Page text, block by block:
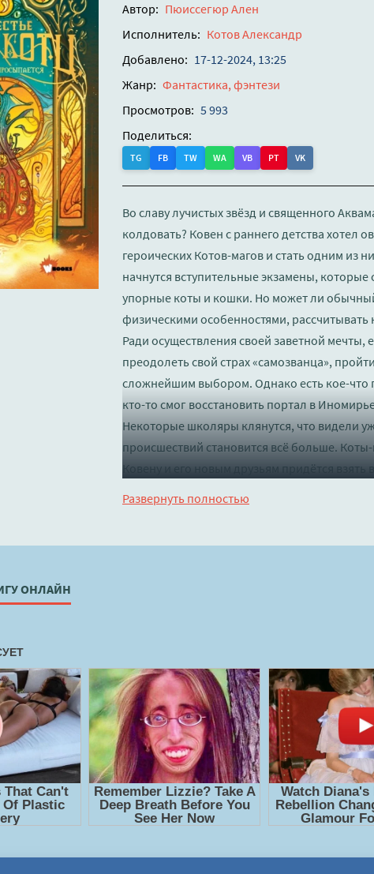
Автор: Пюиссегюр Ален
Исполнитель: Котов Александр
Добавлено: 17-12-2024, 13:25
Жанр: Фантастика, фэнтези
Просмотров: 5 993
Поделиться:
TG FB TW WA VB PT VK
Во славу лучистых звёзд и священного
колдовать? Ковен с раннего детства хотел
героических Котов-магов и стать одним из
начнутся вступительные экзамены,
упорные коты и кошки. Но может ли
физическими особенностями, рассчитывать
Ради осуществления своей заветной мечты,
преодолеть свой страх «самозванца»,
сложнейшим выбором. Однако есть кое-что
кто-то смог восстановить портал в
Некоторые школяры клянутся, что видели
происшествий становится всё больше.
Ковену и его новым друзьям придётся
Развернуть полностью
ОНЛАЙН